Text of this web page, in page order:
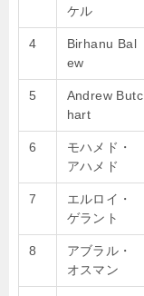
ケル
4
Birhanu Bal
ew
5
Andrew Butc
hart
6
モハメド・
アハメド
7
エルロイ・
ゲラント
8
アブラル・
オスマン